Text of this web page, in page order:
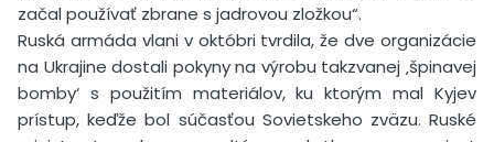
začal používať zbrane s jadrovou zložkou“.
Ruská armáda vlani v októbri tvrdila, že dve organizácie
na Ukrajine dostali pokyny na výrobu takzvanej ‚špinavej
bomby‘ s použitím materiálov, ku ktorým mal Kyjev
prístup, keďže bol súčasťou Sovietskeho zväzu. Ruské